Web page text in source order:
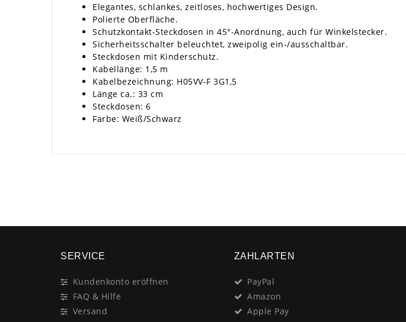
Elegantes, schlankes, zeitloses, hochwertiges Design.
Polierte Oberfläche.
Schutzkontakt-Steckdosen in 45°-Anordnung, auch für Winkelstecker.
Sicherheitsschalter beleuchtet, zweipolig ein-/ausschaltbar.
Steckdosen mit Kinderschutz.
Kabellänge: 1,5 m
Kabelbezeichnung: H05VV-F 3G1,5
Länge ca.: 33 cm
Steckdosen: 6
Farbe: Weiß/Schwarz
SERVICE
Kundenkonto eröffnen
FAQ & Hilfe
Versand
ZAHLARTEN
PayPal
Amazon
Apple Pay